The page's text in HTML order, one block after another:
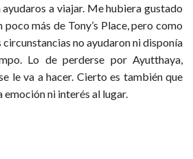
a viajar. Me hubiera gustado
más de Tony’s Place, pero como
circunstancias no ayudaron ni disponía
Lo de perderse por Ayutthaya,
le va a hacer. Cierto es también que
emoción ni interés al lugar.